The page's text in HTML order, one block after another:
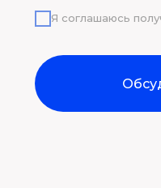
Я соглашаюсь